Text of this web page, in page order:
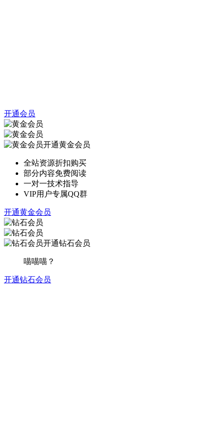
开通会员
开通黄金会员
全站资源折扣购买
部分内容免费阅读
一对一技术指导
VIP用户专属QQ群
开通黄金会员
开通钻石会员
喵喵喵？
开通钻石会员